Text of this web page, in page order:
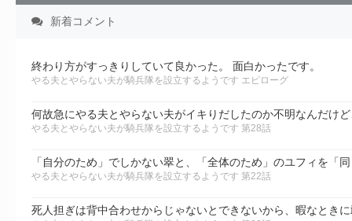
新着コメント
終わり方がすっきりしていて良かった。 面白かったです。
やる夫とやらない夫が騎兵隊を設立するようです エピローグ
やる夫とやらない夫が騎兵隊を設立するようです 第28話
やる夫とやらない夫が騎兵隊を設立するようです 第22話
死人担ぎは背中合わせからじゃないとできないから、暇なとき